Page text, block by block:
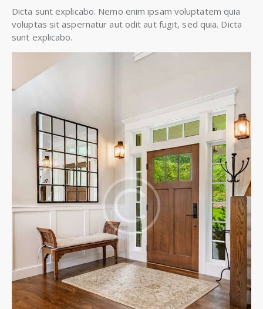
Dicta sunt explicabo. Nemo enim ipsam voluptatem quia
voluptas sit aspernatur aut odit aut fugit, sed quia. Dicta
sunt explicabo.